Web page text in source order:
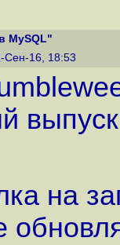
MySQL"
Сен-16, 18:53
выпуск
на